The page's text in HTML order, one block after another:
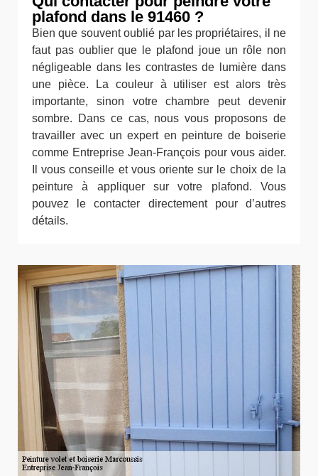
plafond dans le 91460 ?
Bien que souvent oublié par les propriétaires, il ne
faut pas oublier que le plafond joue un rôle non
négligeable dans les contrastes de lumière dans
une pièce. La couleur à utiliser est alors très
importante, sinon votre chambre peut devenir
sombre. Dans ce cas, nous vous proposons de
travailler avec un expert en peinture de boiserie
comme Entreprise Jean-François pour vous aider.
Il vous conseille et vous oriente sur le choix de la
peinture à appliquer sur votre plafond. Vous
pouvez le contacter directement pour d’autres
détails.